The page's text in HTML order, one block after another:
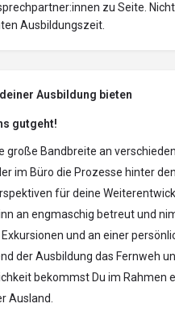
zu Seite.
Ausbildungszeit.
Ausbildung bieten
gutgeht!
große Bandbreite an
im Büro die Prozesse hinter
für deine
an engmaschig betreut und
und an einer
der Ausbildung das Fernweh
bekommst Du im Rahmen
Ausland.